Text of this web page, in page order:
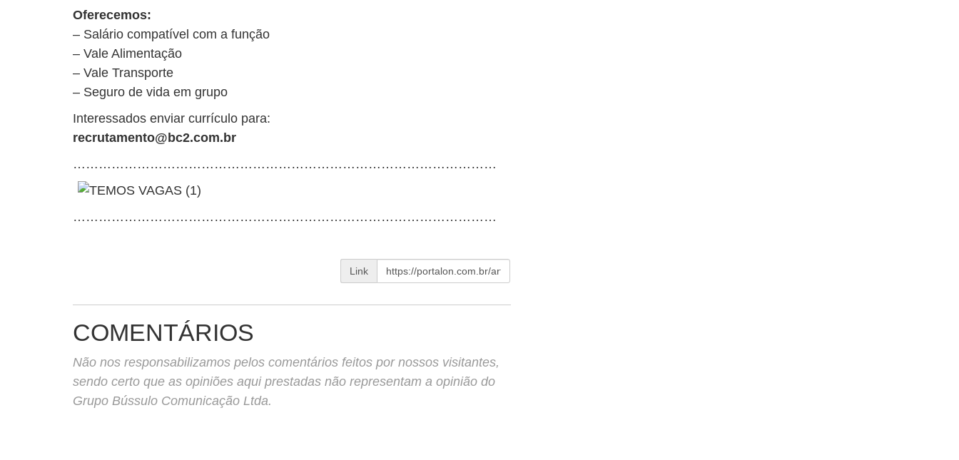
Oferecemos:
– Salário compatível com a função
– Vale Alimentação
– Vale Transporte
– Seguro de vida em grupo
Interessados enviar currículo para:
recrutamento@bc2.com.br
………………………………………………………………………………………
………………………………………………………………………………………
Link
COMENTÁRIOS
Não nos responsabilizamos pelos comentários feitos por nossos visitantes,
sendo certo que as opiniões aqui prestadas não representam a opinião do
Grupo Bússulo Comunicação Ltda.